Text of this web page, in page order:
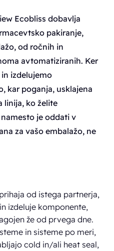
Ecobliss dobavlja
pakiranje,
od ročnih in
avtomatiziranih. Ker
izdelujemo
kar poganja, usklajena
linija, ko želite
je oddati v
za vašo embalažo, ne
od istega partnerja,
izdeluje komponente,
že od prvega dne.
in sisteme po meri,
cold in/ali heat seal,